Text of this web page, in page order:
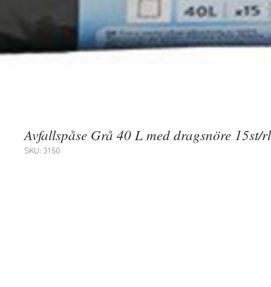
Avfallspåse Grå 40 L med dragsnöre 15st/rl
SKU: 3150